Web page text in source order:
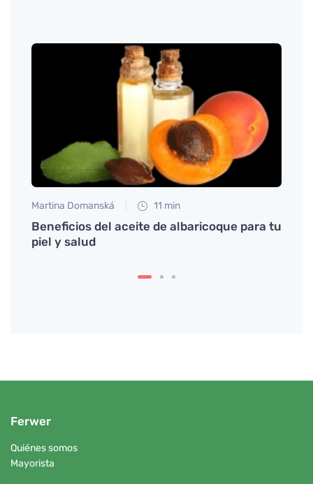
Martina Domanská 11 min
Beneficios del aceite de albaricoque para tu
piel y salud
Ferwer
Quiénes somos
Mayorista